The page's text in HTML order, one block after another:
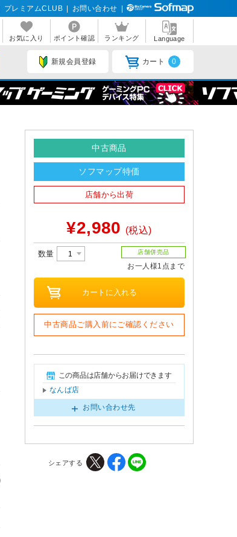
プレミアムCLUB お問い合わせ
お気に入り ポイント確認 ランキング Language
新規会員登録 カート 0
中古商品
ソフマップ特価
店舗から出荷
¥2,980 (税込)
数量 店舗併売品
お一人様1点まで
中古商品ご購入前にご確認ください
この商品は店舗からお届けできます
なんば店
お問い合わせ先
シェアする